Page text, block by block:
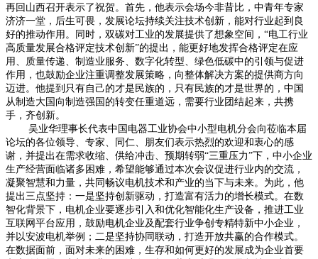
再回山西召开表示了祝贺。首先，他表示会场今非昔比，中青年专家
济济一堂，后生可畏，发展论坛持续关注技术创新，能对行业起到良
好的推动作用。同时，双碳对工业的发展提供了想象空间，“电工行业
高质量发展合格评定技术创新”的提出，能更好地发挥合格评定在应
用、质量传递、制造业服务、数字化转型、绿色低碳中的引领与促进
作用，也鼓励企业注重调整发展策略，向整体解决方案的提供商方向
迈进。他提到只有自己的才是民族的，只有民族的才是世界的，中国
从制造大国向制造强国的转变任重道远，需要行业团结起来，共携
手，齐创新。
吴业华理事长代表中国电器工业协会中小型电机分会向莅临本届
论坛的各位领导、专家、同仁、朋友们表示热烈的欢迎和衷心的感
谢，并提出在需求收缩、供给冲击、预期转弱“三重压力”下，中小企业
生产经营面临诸多困难，希望能够通过本次会议促进行业内的交流，
凝聚智慧和力量，共同畅议电机技术和产业的当下与未来。为此，他
提出三点坚持：一是坚持创新驱动，打造富有活力的增长模式。在数
智化背景下，电机企业要逐步引入和优化智能化生产设备，推进工业
互联网平台应用，鼓励电机企业及配套行业争创专精特新中小企业，
并以安波电机举例；二是坚持协同联动，打造开放共赢的合作模式。
在数据面前，面对未来的困难，生存和如何更好的发展成为企业首要